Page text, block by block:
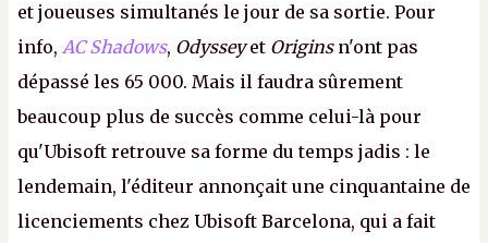
et joueuses simultanés le jour de sa sortie. Pour
info, AC Shadows, Odysseyet Originsn'ont pas
dépassé les 65 000. Mais il faudra sûrement
beaucoup plus de succès comme celui-là pour
qu'Ubisoft retrouve sa forme du temps jadis : le
lendemain, l'éditeur annonçait une cinquantaine de
licenciements chez Ubisoft Barcelona, qui a fait